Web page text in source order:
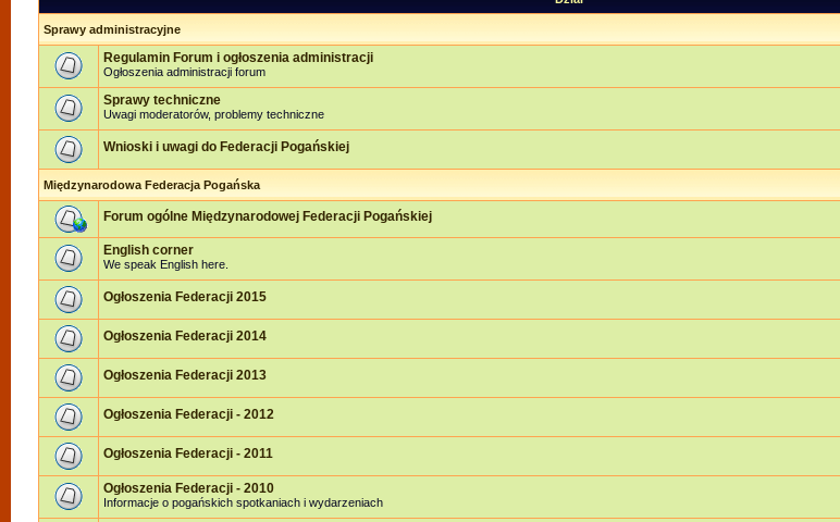
Sprawy administracyjne
Regulamin Forum i ogłoszenia administracji
Ogłoszenia administracji forum
Sprawy techniczne
Uwagi moderatorów, problemy techniczne
Wnioski i uwagi do Federacji Pogańskiej
Międzynarodowa Federacja Pogańska
Forum ogólne Międzynarodowej Federacji Pogańskiej
English corner
We speak English here.
Ogłoszenia Federacji 2015
Ogłoszenia Federacji 2014
Ogłoszenia Federacji 2013
Ogłoszenia Federacji - 2012
Ogłoszenia Federacji - 2011
Ogłoszenia Federacji - 2010
Informacje o pogańskich spotkaniach i wydarzeniach